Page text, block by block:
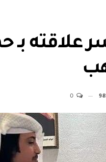
بـ